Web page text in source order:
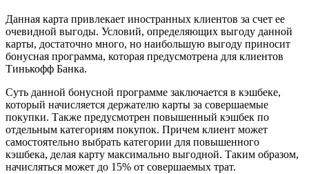
Данная карта привлекает иностранных клиентов за счет ее
очевидной выгоды. Условий, определяющих выгоду данной
карты, достаточно много, но наибольшую выгоду приносит
бонусная программа, которая предусмотрена для клиентов
Тинькофф Банка.
Суть данной бонусной программе заключается в кэшбеке,
который начисляется держателю карты за совершаемые
покупки. Также предусмотрен повышенный кэшбек по
отдельным категориям покупок. Причем клиент может
самостоятельно выбрать категории для повышенного
кэшбека, делая карту максимально выгодной. Таким образом,
начисляться может до 15% от совершаемых трат.